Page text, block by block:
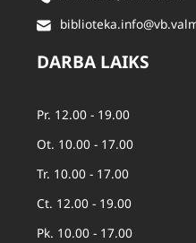
DARBA LAIKS
Pr. 12.00 - 19.00
Ot. 10.00 - 17.00
Tr. 10.00 - 17.00
Ct. 12.00 - 19.00
Pk. 10.00 - 17.00